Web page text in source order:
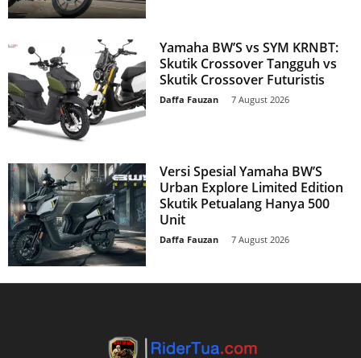
Yamaha BW’S vs SYM KRNBT:
Skutik Crossover Tangguh vs
Skutik Crossover Futuristis
Daffa Fauzan 7 August 2026
Versi Spesial Yamaha BW’S
Urban Explore Limited Edition
Skutik Petualang Hanya 500
Unit
Daffa Fauzan 7 August 2026